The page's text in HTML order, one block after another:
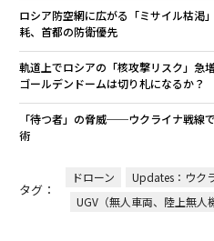
ロシア防空網に広がる「ミサイル枯
耗、首都の防衛優先
軌道上でロシアの「核攻撃リスク」
ゴールデンドームは切り札になるか？
「待つ者」の脅威──ウクライナ戦線
術
タグ：
ドローン Updates：ウク
UGV（無人車両、陸上無人